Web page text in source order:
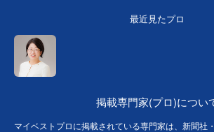
最近見たプロ
掲載専門家(プロ)につい
マイベストプロに掲載されている専門家は、新聞社